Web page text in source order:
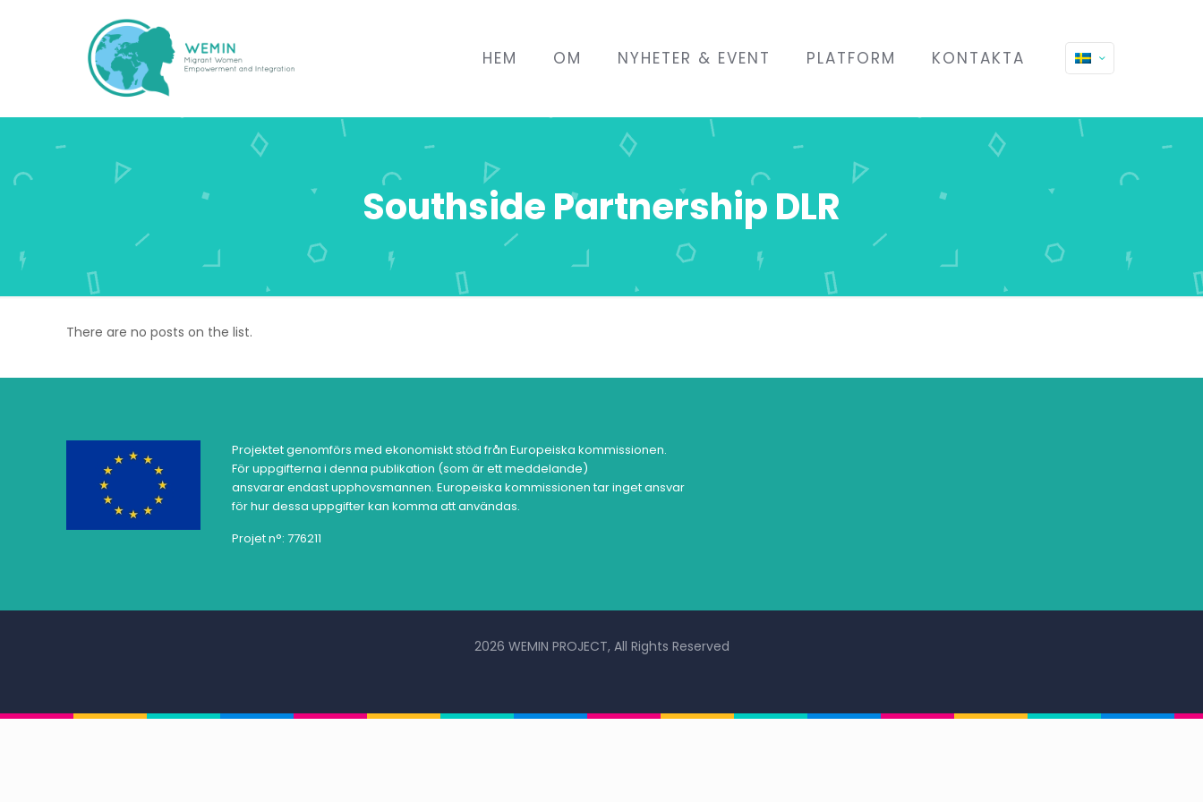
HEM OM NYHETER & EVENT PLATFORM KONTAKTA
Southside Partnership DLR
There are no posts on the list.
Projektet genomförs med ekonomiskt stöd från Europeiska kommissionen.
För uppgifterna i denna publikation (som är ett meddelande)
ansvarar endast upphovsmannen. Europeiska kommissionen tar inget ansvar
för hur dessa uppgifter kan komma att användas.
Projet n°: 776211
2026 WEMIN PROJECT, All Rights Reserved